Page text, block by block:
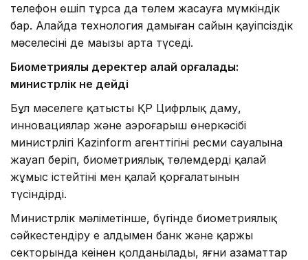
телефон өшіп тұрса да төлем жасауға мүмкіндік
бар. Алайда технология дамыған сайын қауіпсіздік
мәселесінің де маңызы арта түседі.
Биометриялық деректер қалай қорғалады:
министрлік не дейді
Бұл мәселеге қатысты ҚР Цифрлық даму,
инновациялар және аэроғарыш өнеркәсібі
министрлігі Kazinform агенттігінің ресми сауалына
жауап беріп, биометриялық төлемдердің қалай
жұмыс істейтіні мен қалай қорғалатынын
түсіндірді.
Министрлік мәліметінше, бүгінде биометриялық
сәйкестендіру ең алдымен банк және қаржы
секторында кеңінен қолданылады, яғни азаматтар